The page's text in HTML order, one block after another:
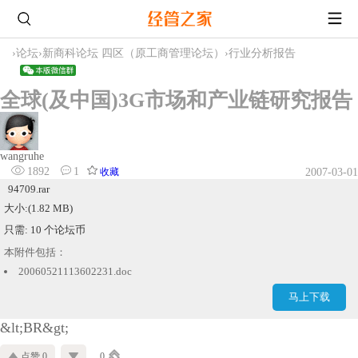
›论坛›新商科论坛 四区（原工商管理论坛） ›行业分析报告
全球(及中国)3G市场和产业链研究报告
wangruhe
1892
1 收藏
2007-03-01
94709.rar
大小:(1.82 MB)
只需: 10 个论坛币
马上下载
本附件包括：
20060521113602231.doc
&lt;BR&gt;